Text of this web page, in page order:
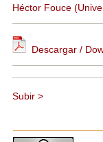
Héctor Fouce
Descargar /
Subir >